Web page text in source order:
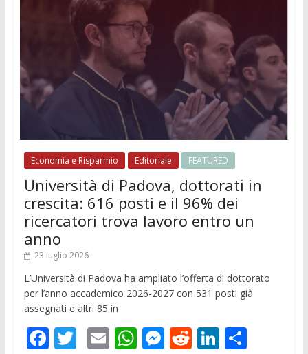
Economia e Risparmio Editoriale FEATURED
Università di Padova, dottorati in
crescita: 616 posti e il 96% dei
ricercatori trova lavoro entro un
anno
23 luglio 2026
L’Università di Padova ha ampliato l’offerta di dottorato
per l’anno accademico 2026-2027 con 531 posti già
assegnati e altri 85 in
F T E W M R Li C